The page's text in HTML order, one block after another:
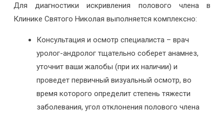
Для диагностики искривления полового члена в
Клинике Святого Николая выполняется комплексно:
Консультация и осмотр специалиста – врач
уролог-андролог тщательно соберет анамнез,
уточнит ваши жалобы (при их наличии) и
проведет первичный визуальный осмотр, во
время которого определит степень тяжести
заболевания, угол отклонения полового члена